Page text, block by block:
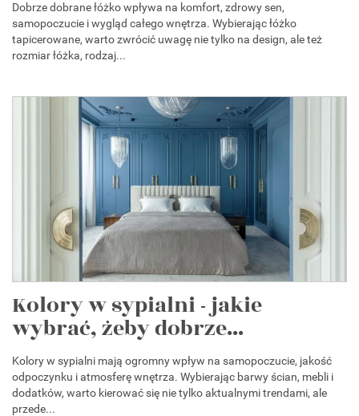
Dobrze dobrane łóżko wpływa na komfort, zdrowy sen,
samopoczucie i wygląd całego wnętrza. Wybierając łóżko
tapicerowane, warto zwrócić uwagę nie tylko na design, ale też
rozmiar łóżka, rodzaj...
Kolory w sypialni - jakie
wybrać, żeby dobrze...
Kolory w sypialni mają ogromny wpływ na samopoczucie, jakość
odpoczynku i atmosferę wnętrza. Wybierając barwy ścian, mebli i
dodatków, warto kierować się nie tylko aktualnymi trendami, ale
przede...